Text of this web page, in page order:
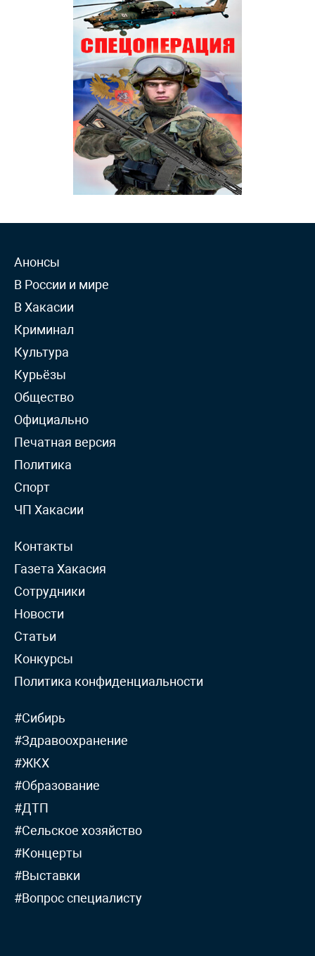
Анонсы
В России и мире
В Хакасии
Криминал
Культура
Курьёзы
Общество
Официально
Печатная версия
Политика
Спорт
ЧП Хакасии
Контакты
Газета Хакасия
Сотрудники
Новости
Статьи
Конкурсы
Политика конфиденциальности
#Сибирь
#Здравоохранение
#ЖКХ
#Образование
#ДТП
#Сельское хозяйство
#Концерты
#Выставки
#Вопрос специалисту